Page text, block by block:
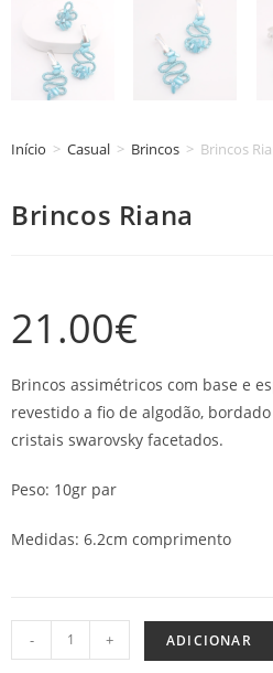
Início > Casual > Brincos > Brincos
Brincos Riana
21.00€
Brincos assimétricos com base e
revestido a fio de algodão,
cristais swarovsky facetados.
Peso: 10gr par
Medidas: 6.2cm comprimento
- + ADICIONAR